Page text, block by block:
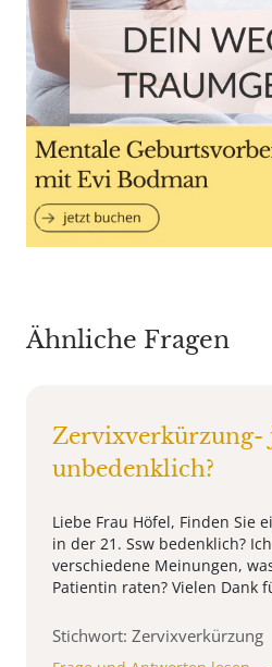
Ähnliche Fragen
Zervixverkürzung-
unbedenklich?
Liebe Frau Höfel, Finden Sie
in der 21. Ssw bedenklich?
verschiedene Meinungen,
Patientin raten? Vielen Dank
Stichwort: Zervixverkürzung